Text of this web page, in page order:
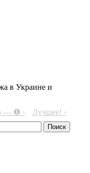
в Украине и
— ❶ › Лучшее! ›